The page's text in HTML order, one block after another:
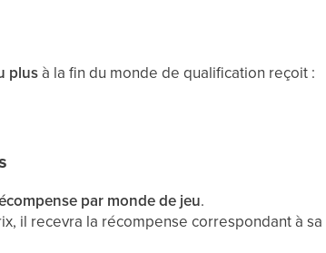
plus à la fin du monde de qualification reçoit :
par monde de jeu.
il recevra la récompense correspondant à sa